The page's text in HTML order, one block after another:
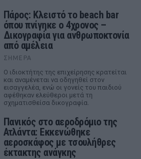
Πάρος: Κλειστό το beach bar
όπου πνίγηκε ο 4χρονος –
Δικογραφία για ανθρωποκτονία
από αμέλεια
ΣΉΜΕΡΑ
Ο ιδιοκτήτης της επιχείρησης κρατείται
και αναμένεται να οδηγηθεί στον
εισαγγελέα, ενώ οι γονείς του παιδιού
αφέθηκαν ελεύθεροι μετά τη
σχηματισθείσα δικογραφία.
Πανικός στο αεροδρόμιο της
Ατλάντα: Εκκενώθηκε
αεροσκάφος με τσουλήθρες
έκτακτης ανάγκης